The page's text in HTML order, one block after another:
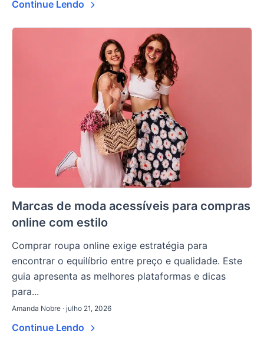
Continue Lendo
Marcas de moda acessíveis para compras
online com estilo
Comprar roupa online exige estratégia para
encontrar o equilíbrio entre preço e qualidade. Este
guia apresenta as melhores plataformas e dicas
para...
Amanda Nobre · julho 21, 2026
Continue Lendo